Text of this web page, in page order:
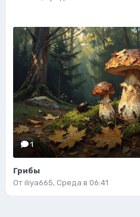
1
Грибы
От iliya665, Среда в 06:41